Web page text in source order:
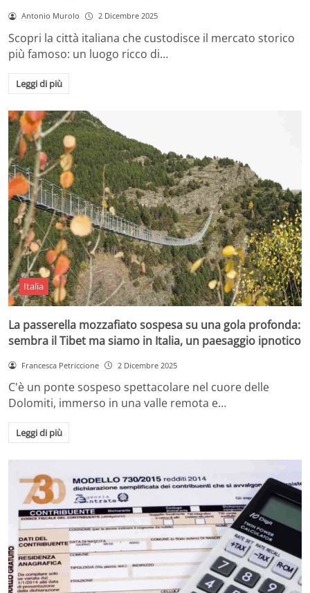
Antonio Murolo 2 Dicembre 2025
Scopri la città italiana che custodisce il mercato storico
più famoso: un luogo ricco di…
Leggi di più
Italia
La passerella mozzafiato sospesa su una gola profonda:
sembra il Tibet ma siamo in Italia, un paesaggio ipnotico
Francesca Petriccione 2 Dicembre 2025
C'è un ponte sospeso spettacolare nel cuore delle
Dolomiti, immerso in una valle remota e…
Leggi di più